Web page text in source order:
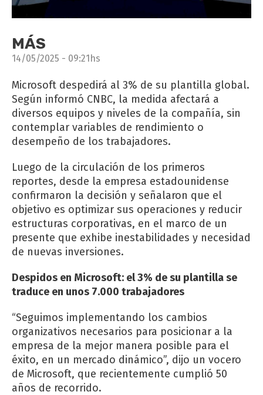
MÁS
14/05/2025 - 09:21hs
Microsoft despedirá al 3% de su plantilla global.
Según informó CNBC, la medida afectará a
diversos equipos y niveles de la compañía, sin
contemplar variables de rendimiento o
desempeño de los trabajadores.
Luego de la circulación de los primeros
reportes, desde la empresa estadounidense
confirmaron la decisión y señalaron que el
objetivo es optimizar sus operaciones y reducir
estructuras corporativas, en el marco de un
presente que exhibe inestabilidades y necesidad
de nuevas inversiones.
Despidos en Microsoft: el 3% de su plantilla se
traduce en unos 7.000 trabajadores
“Seguimos implementando los cambios
organizativos necesarios para posicionar a la
empresa de la mejor manera posible para el
éxito, en un mercado dinámico”, dijo un vocero
de Microsoft, que recientemente cumplió 50
años de recorrido.